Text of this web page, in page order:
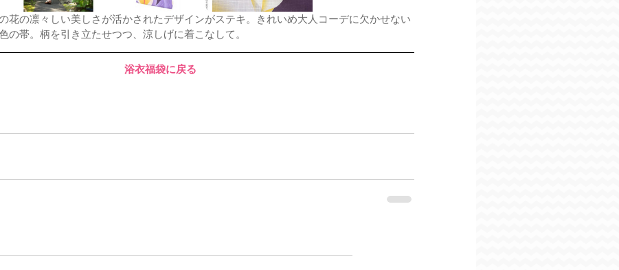
花の凛々しい美しさが活かされたデザインがステキ。きれいめ大人コーデに欠かせない
の帯。柄を引き立たせつつ、涼しげに着こなして。
浴衣福袋に戻る